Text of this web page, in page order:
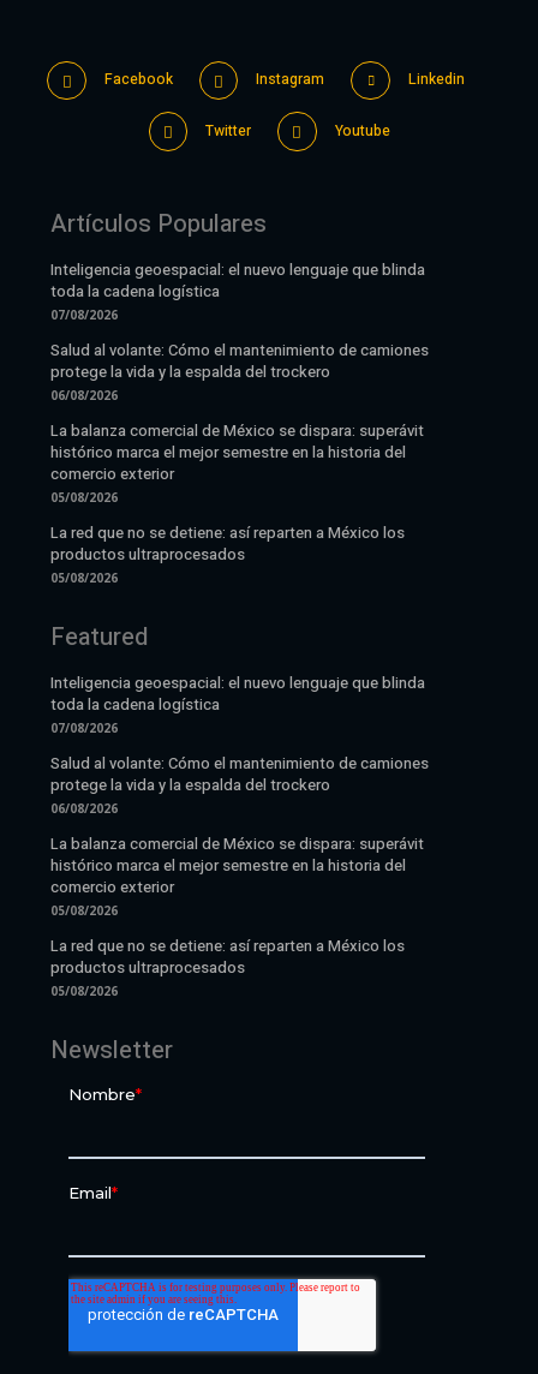
Facebook Instagram Linkedin
Twitter Youtube
Artículos Populares
Inteligencia geoespacial: el nuevo lenguaje que blinda
toda la cadena logística
07/08/2026
Salud al volante: Cómo el mantenimiento de camiones
protege la vida y la espalda del trockero
06/08/2026
La balanza comercial de México se dispara: superávit
histórico marca el mejor semestre en la historia del
comercio exterior
05/08/2026
La red que no se detiene: así reparten a México los
productos ultraprocesados
05/08/2026
Featured
Inteligencia geoespacial: el nuevo lenguaje que blinda
toda la cadena logística
07/08/2026
Salud al volante: Cómo el mantenimiento de camiones
protege la vida y la espalda del trockero
06/08/2026
La balanza comercial de México se dispara: superávit
histórico marca el mejor semestre en la historia del
comercio exterior
05/08/2026
La red que no se detiene: así reparten a México los
productos ultraprocesados
05/08/2026
Newsletter